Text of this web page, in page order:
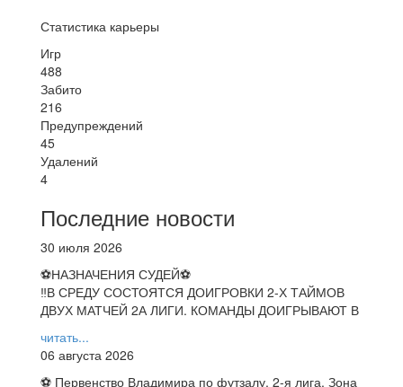
Статистика карьеры
Игр
488
Забито
216
Предупреждений
45
Удалений
4
Последние новости
30 июля 2026
⚽НАЗНАЧЕНИЯ СУДЕЙ⚽
‼В СРЕДУ СОСТОЯТСЯ ДОИГРОВКИ 2-Х ТАЙМОВ
ДВУХ МАТЧЕЙ 2А ЛИГИ. КОМАНДЫ ДОИГРЫВАЮТ В
читать...
06 августа 2026
⚽ Первенство Владимира по футзалу. 2-я лига. Зона